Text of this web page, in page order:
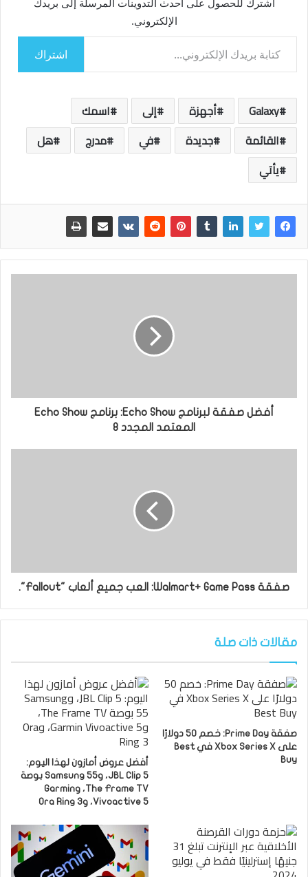
اشترك للحصول على أحدث التدوينات المرسلة إلى بريدك
الإلكتروني.
كتابة بريدك الإلكتروني...
اشتراك
Galaxy أجهزة إلى
اسمك
القائمة
جديدة في مدرج
هل
يأتي
أفضل صفقة لبرنامج Echo Show: برنامج Echo Show
المعتمد المجدد 8
صفقة Walmart+ Game Pass: العب جميع ألعاب "Fallout".
مقالات ذات صلة
صفقة Prime Day: خصم 50 دولارًا
على Xbox Series X في Best
Buy
أفضل عروض أمازون لهذا اليوم:
JBL Clip 5، وSamsung 55 بوصة
The Frame TV، وGarmin
Vivoactive 5، وOra Ring 3